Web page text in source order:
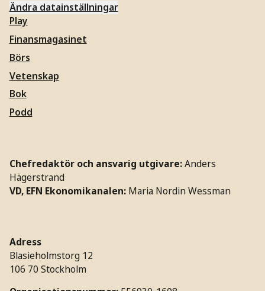
Ändra datainställningar
Play
Finansmagasinet
Börs
Vetenskap
Bok
Podd
Chefredaktör och ansvarig utgivare: Anders
Hägerstrand
VD, EFN Ekonomikanalen: Maria Nordin Wessman
Adress
Blasieholmstorg 12
106 70 Stockholm